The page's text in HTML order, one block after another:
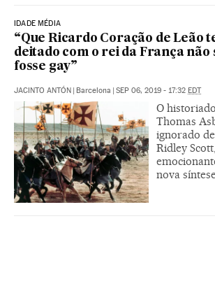
IDADE MÉDIA
“Que Ricardo Coração de Leão
deitado com o rei da França não
fosse gay”
JACINTO ANTÓN | Barcelona | SEP 06, 2019 - 17:32 EDT
O
Thomas
ignorado
Ridley
nova